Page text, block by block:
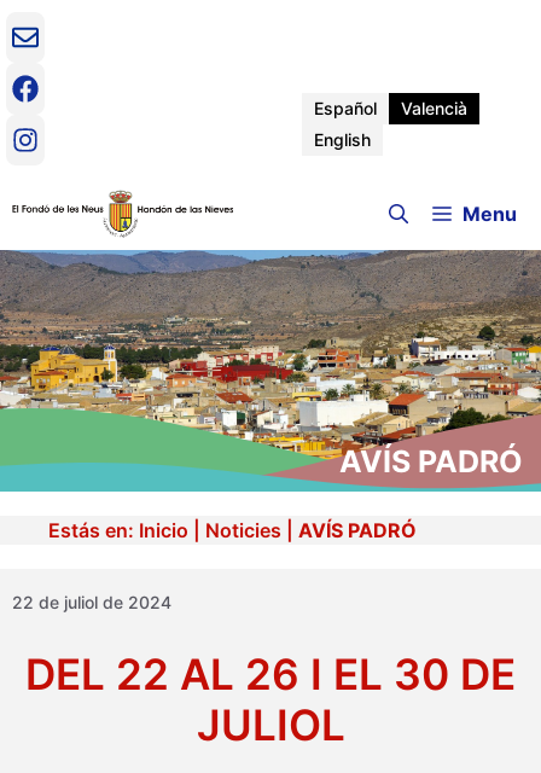
Vés
contingut
Español
Valencià
English
Menu
AVÍS PADRÓ
Estás en: Inicio Noticies AVÍS PADRÓ
22 de juliol de 2024
DEL 22 AL 26 I EL 30 DE
JULIOL